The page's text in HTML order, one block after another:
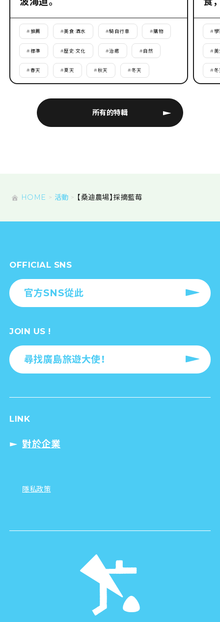
所有的特輯
#推薦 #美食·酒水 #騎自行車 #購物
#標準 #歷史·文化 #治癒 #自然
#春天 #夏天 #秋天 #冬天
# 學
#美
#冬
HOME 活動 【桑迪農場】採摘藍莓
OFFICIAL SNS
官方SNS從此
JOIN US !
尋找廣島旅遊大使！
LINK
對於企業
隱私政策